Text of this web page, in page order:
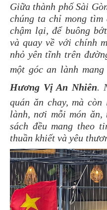
Giữa thành phố Sài
chúng ta chỉ mong
chậm lại, để buông
và quay về với chính
nhỏ yên tĩnh trên
một góc an lành mang
Hương Vị An Nhiên.
quán ăn chay, mà
lành, nơi mỗi món ăn,
sách đều mang theo
thuần khiết và yêu